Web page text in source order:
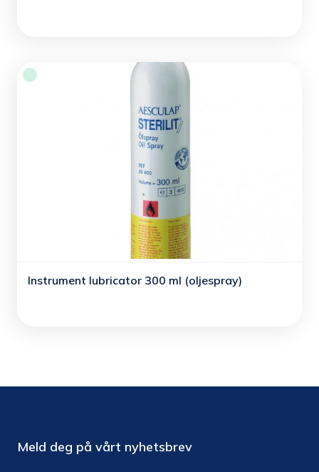
Instrument lubricator 300 ml (oljespray)
Meld deg på vårt nyhetsbrev